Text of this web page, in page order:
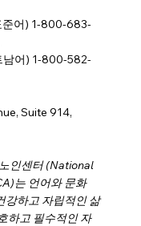
준어) 1-800-683-
어) 1-800-582-
Suite 914,
인센터 (National
는 언어와 문화
강하고 자립적인 삶
하고 필수적인 자